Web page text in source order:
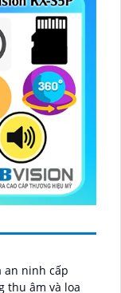
an ninh cấp
thu âm và loa